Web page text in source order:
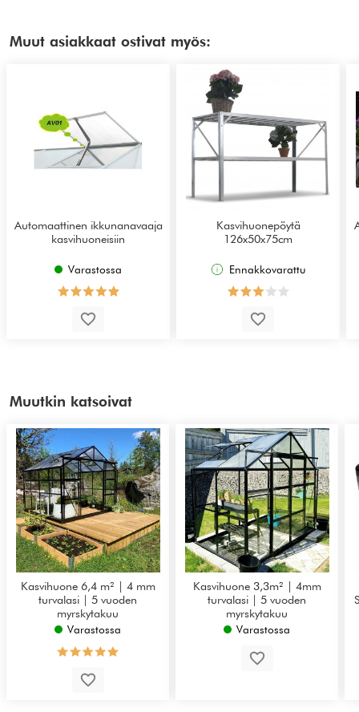
Muut asiakkaat ostivat myös:
Automaattinen ikkunanavaaja
kasvihuoneisiin
Varastossa
Kasvihuonepöytä
126x50x75cm
Ennakkovarattu
Muutkin katsoivat
Kasvihuone 6,4 m² | 4 mm
turvalasi | 5 vuoden
myrskytakuu
Varastossa
Kasvihuone 3,3m² | 4mm
turvalasi | 5 vuoden
myrskytakuu
Varastossa